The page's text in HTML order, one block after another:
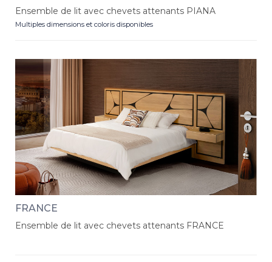
Ensemble de lit avec chevets attenants PIANA
Multiples dimensions et coloris disponibles
FRANCE
Ensemble de lit avec chevets attenants FRANCE